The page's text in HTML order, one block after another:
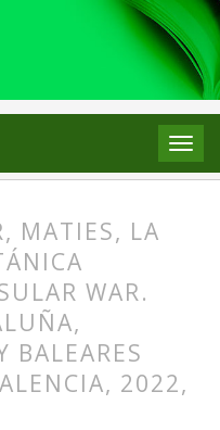
EL LUGAR DE LA UTOPÍA
MATIES, LA
WAR.
BALEARES
2022,